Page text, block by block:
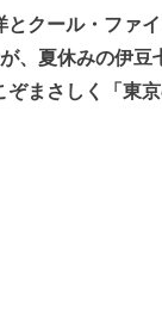
クール・ファ
、夏休みの伊豆
まさしく「東